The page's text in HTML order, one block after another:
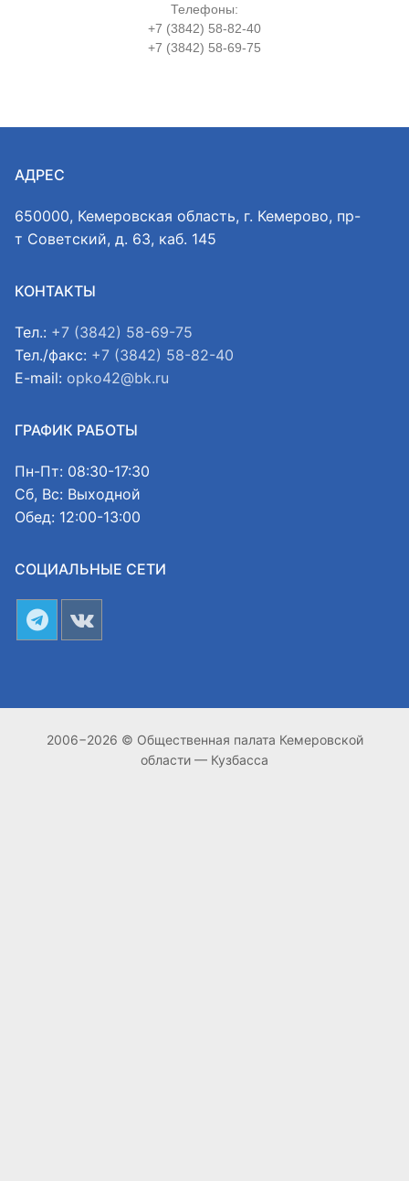
Телефоны:
+7 (3842) 58-82-40
+7 (3842) 58-69-75
АДРЕС
650000, Кемеровская область, г. Кемерово, пр-
т Советский, д. 63, каб. 145
КОНТАКТЫ
Тел.: +7 (3842) 58-69-75
Тел./факс: +7 (3842) 58-82-40
E-mail: opko42@bk.ru
ГРАФИК РАБОТЫ
Пн-Пт: 08:30-17:30
Сб, Вс: Выходной
Обед: 12:00-13:00
СОЦИАЛЬНЫЕ СЕТИ
2006−2026 © Общественная палата Кемеровской
области — Кузбасса